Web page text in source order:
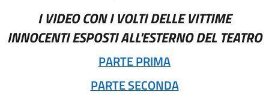
I VIDEO CON I VOLTI DELLE VITTIME
INNOCENTI ESPOSTI ALL'ESTERNO DEL TEATRO
PARTE PRIMA
PARTE SECONDA